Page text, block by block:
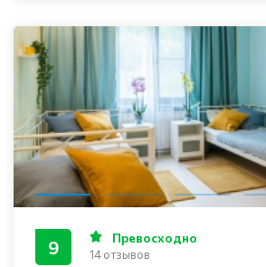
9 Превосходно
14 отзывов